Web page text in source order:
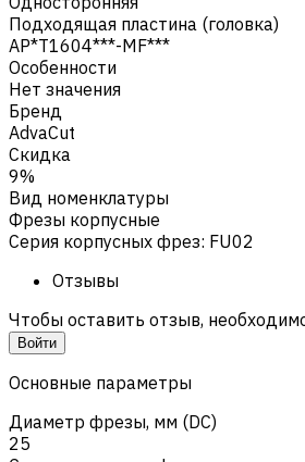
Подходящая пластина (головка)
AP*T1604***-MF***
Особенности
Нет значения
Бренд
AdvaCut
Скидка
9%
Вид номенклатуры
Фрезы корпусные
Серия корпусных фрез: FU02
Отзывы
Чтобы оставить отзыв,
Войти
Основные параметры
Диаметр фрезы, мм (DC)
25